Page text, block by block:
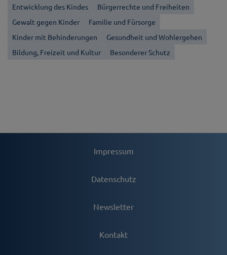
Entwicklung des Kindes
Bürgerrechte und Freiheiten
Gewalt gegen Kinder
Familie und Fürsorge
Kinder mit Behinderungen
Gesundheit und Wohlergehen
Bildung, Freizeit und Kultur
Besonderer Schutz
Impressum
Datenschutz
Newsletter
Kontakt